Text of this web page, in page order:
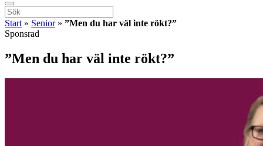
Start » Senior» ”Men du har väl inte rökt?”
Sponsrad
”Men du har väl inte rökt?”